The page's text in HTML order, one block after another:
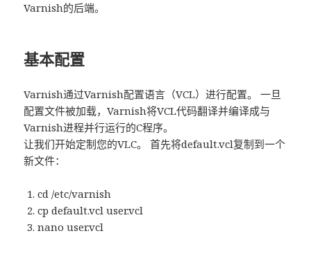
Varnish的后端。
基本配置
Varnish通过Varnish配置语言（VCL）进行配置。 一旦
配置文件被加载，Varnish将VCL代码翻译并编译成与
Varnish进程并行运行的C程序。
让我们开始定制您的VLC。 首先将default.vcl复制到一个
新文件：
cd /etc/varnish
cp default.vcl user.vcl
nano user.vcl